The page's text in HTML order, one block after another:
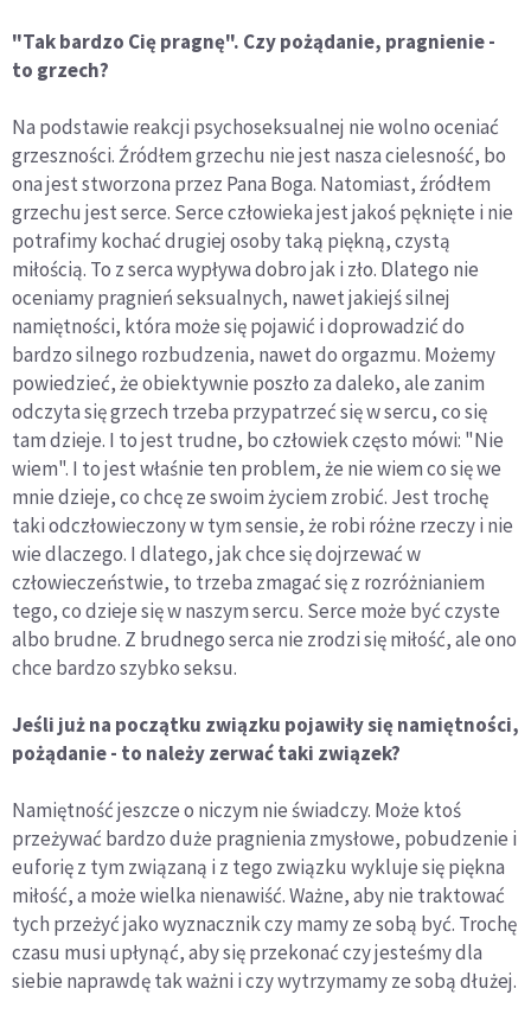
"Tak bardzo Cię pragnę". Czy pożądanie, pragnienie -
to grzech?
Na podstawie reakcji psychoseksualnej nie wolno oceniać
grzeszności. Źródłem grzechu nie jest nasza cielesność, bo
ona jest stworzona przez Pana Boga. Natomiast, źródłem
grzechu jest serce. Serce człowieka jest jakoś pęknięte i nie
potrafimy kochać drugiej osoby taką piękną, czystą
miłością. To z serca wypływa dobro jak i zło. Dlatego nie
oceniamy pragnień seksualnych, nawet jakiejś silnej
namiętności, która może się pojawić i doprowadzić do
bardzo silnego rozbudzenia, nawet do orgazmu. Możemy
powiedzieć, że obiektywnie poszło za daleko, ale zanim
odczyta się grzech trzeba przypatrzeć się w sercu, co się
tam dzieje. I to jest trudne, bo człowiek często mówi: "Nie
wiem". I to jest właśnie ten problem, że nie wiem co się we
mnie dzieje, co chcę ze swoim życiem zrobić. Jest trochę
taki odczłowieczony w tym sensie, że robi różne rzeczy i nie
wie dlaczego. I dlatego, jak chce się dojrzewać w
człowieczeństwie, to trzeba zmagać się z rozróżnianiem
tego, co dzieje się w naszym sercu. Serce może być czyste
albo brudne. Z brudnego serca nie zrodzi się miłość, ale ono
chce bardzo szybko seksu.
Jeśli już na początku związku pojawiły się namiętności,
pożądanie - to należy zerwać taki związek?
Namiętność jeszcze o niczym nie świadczy. Może ktoś
przeżywać bardzo duże pragnienia zmysłowe, pobudzenie i
euforię z tym związaną i z tego związku wykluje się piękna
miłość, a może wielka nienawiść. Ważne, aby nie traktować
tych przeżyć jako wyznacznik czy mamy ze sobą być. Trochę
czasu musi upłynąć, aby się przekonać czy jesteśmy dla
siebie naprawdę tak ważni i czy wytrzymamy ze sobą dłużej.